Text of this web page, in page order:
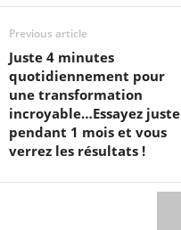
Previous article
Juste 4 minutes
quotidiennement pour
une transformation
incroyable…Essayez juste
pendant 1 mois et vous
verrez les résultats !